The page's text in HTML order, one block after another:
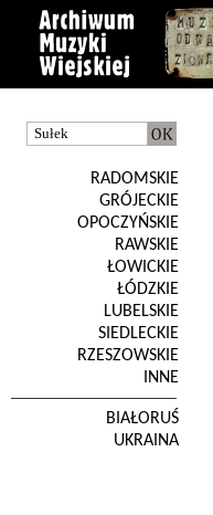
RADOMSKIE
GRÓJECKIE
OPOCZYŃSKIE
RAWSKIE
ŁOWICKIE
ŁÓDZKIE
LUBELSKIE
SIEDLECKIE
RZESZOWSKIE
INNE
BIAŁORUŚ
UKRAINA